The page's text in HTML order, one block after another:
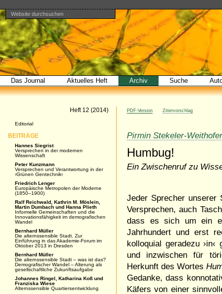
Direkt
zum
Inhalt
|
Direkt
zur
Navigation
Benutzerspezifische
Werkzeuge
Website durchsuchen
Erweiterte
Suche…
Bereiche
Das Journal Aktuelles Heft Archiv Suche
PDF-Version Zitiervorschlag
Pirmin Stekeler-
Humbug!
Ein Zwischenruf zu
Jeder Sprecher unserer
Versprechen, auch
dass es sich um ein
Jahrhundert und erst
kolloquial geradezu
und inzwischen für
Herkunft des Wortes
Gedanke, dass
Käfers von einer
Heft 12 (2014)
Editorial
BEITRÄGE
Hannes Siegrist
Versprechen in der modernen
Wissenschaft
Peter Kunzmann
Versprechen und Verantwortung in der
›Grünen Gentechnik‹
Friedrich Lenger
Europäische Metropolen der Moderne
(1850–1900)
Ralf Reichwald, Kathrin M. Möslein,
Martin Dumbach und Hanna Plieth
Informelle Gemeinschaften und die
Innovationsfähigkeit im demografischen
Wandel
Bernhard Müller
Die alternssensible Stadt. Zur
Einführung in das Akademie-Forum im
Oktober 2013 in Dresden
Bernhard Müller
Die alternssensible Stadt – was ist das?
Demografischer Wandel – Alterung als
gesellschaftliche Zukunftsaufgabe
Johannes Ringel, Katharina Koß und
Franziska Wiese
Alternssensible Quartiersentwicklung